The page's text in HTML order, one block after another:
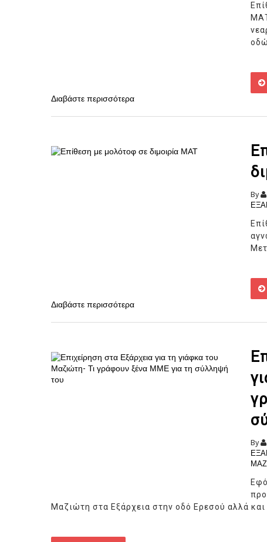
Διαβάστε περισσότερα
By
Διαβάστε περισσότερα
By
Μαζιώτη στα Εξάρχεια στην οδό Ερεσού αλλά